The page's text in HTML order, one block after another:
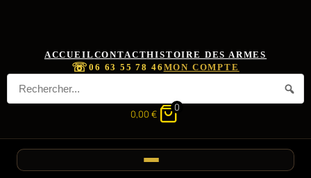
ACCUEIL CONTACTHISTOIRE DES ARMES
☏06 63 55 78 46 MON COMPTE
0,00 €
0